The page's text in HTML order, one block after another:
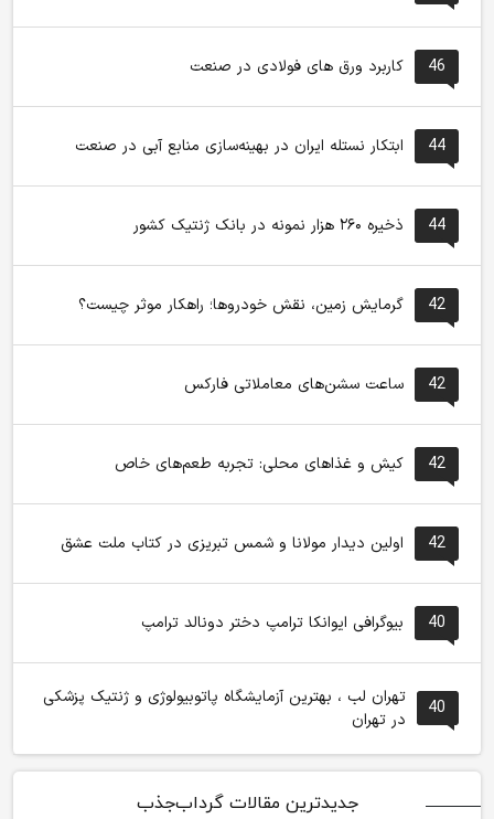
46 کاربرد ورق های فولادی در صنعت
44 ابتکار نستله ایران در بهینه‌سازی منابع آبی در صنعت
44 ذخیره ۲۶۰ هزار نمونه در بانک ژنتیک کشور
42 گرمایش زمین، نقش خودروها؛ راهکار موثر چیست؟
42 ساعت سشن‌های معاملاتی فارکس
42 کیش و غذاهای محلی: تجربه طعم‌های خاص
42 اولین دیدار مولانا و شمس تبریزی در کتاب ملت عشق
40 بیوگرافی ایوانکا ترامپ دختر دونالد ترامپ
40
تهران لب ، بهترین آزمایشگاه پاتوبیولوژی و ژنتیک پزشکی
در تهران
جدیدترین مقالات گرداب‌جذب